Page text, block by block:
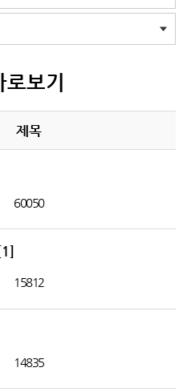
보기
제목
60050
[1]
15812
14835